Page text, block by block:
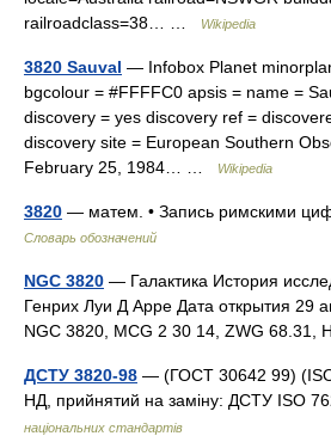
railroadclass=38… …
Wikipedia
3820 Sauval — Infobox Planet
bgcolour = #FFFFC0 apsis = name =
discovery = yes discovery ref =
discovery site = European Southern
February 25, 1984… …
Wikipedia
3820 — матем. • Запись римскими
Словарь обозначений
NGC 3820 — Галактика История
Генрих Луи Д Арре Дата открытия 29
NGC 3820, MCG 2 30 14, ZWG 68.31,
ДСТУ 3820-98 — (ГОСТ 30642 99)
НД, прийнятий на заміну: ДСТУ ISO
національних стандартів